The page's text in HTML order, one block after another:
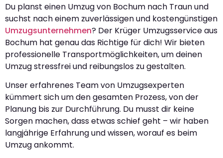
Du planst einen Umzug von Bochum nach Traun und
suchst nach einem zuverlässigen und kostengünstigen
Umzugsunternehmen? Der Krüger Umzugsservice aus
Bochum hat genau das Richtige für dich! Wir bieten
professionelle Transportmöglichkeiten, um deinen
Umzug stressfrei und reibungslos zu gestalten.
Unser erfahrenes Team von Umzugsexperten
kümmert sich um den gesamten Prozess, von der
Planung bis zur Durchführung. Du musst dir keine
Sorgen machen, dass etwas schief geht – wir haben
langjährige Erfahrung und wissen, worauf es beim
Umzug ankommt.